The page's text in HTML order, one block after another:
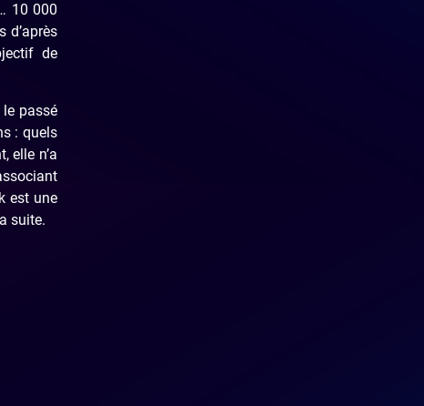
10 000
d’après
de
passé
: quels
elle n’a
est une
suite.